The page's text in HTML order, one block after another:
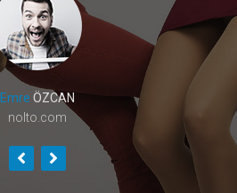
Emre ÖZCAN
nolto.com